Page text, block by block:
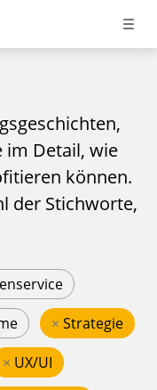
im Detail, wie
können.
der Stichworte,
× Strategie
× UX/UI